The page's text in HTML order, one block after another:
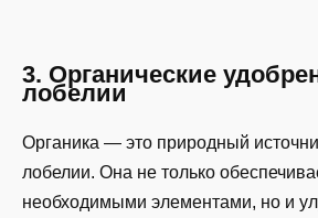
3. Органические
лобелии
Органика — это природный
лобелии. Она не только
необходимыми элементами, но и